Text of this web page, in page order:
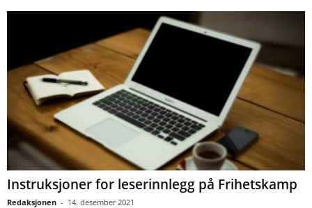
Instruksjoner for leserinnlegg på Frihetskamp
Redaksjonen - 14. desember 2021